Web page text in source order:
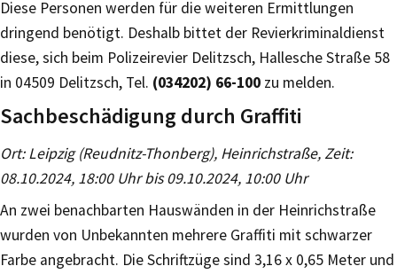
Diese Personen werden für die weiteren Ermittlungen
dringend benötigt. Deshalb bittet der Revierkriminaldienst
diese, sich beim Polizeirevier Delitzsch, Hallesche Straße 58
in 04509 Delitzsch, Tel. (034202) 66-100 zu melden.
Sachbeschädigung durch Graffiti
Ort: Leipzig (Reudnitz-Thonberg), Heinrichstraße, Zeit:
08.10.2024, 18:00 Uhr bis 09.10.2024, 10:00 Uhr
An zwei benachbarten Hauswänden in der Heinrichstraße
wurden von Unbekannten mehrere Graffiti mit schwarzer
Farbe angebracht. Die Schriftzüge sind 3,16 x 0,65 Meter und